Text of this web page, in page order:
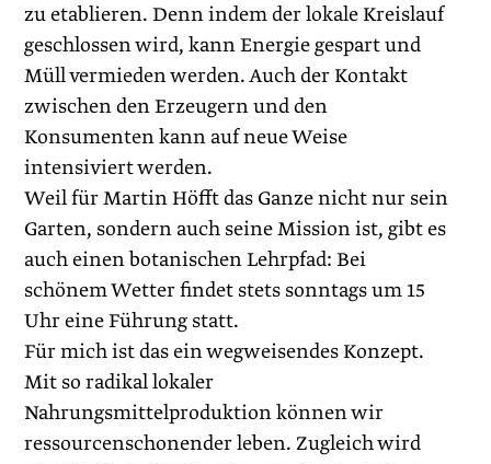
zu etablieren. Denn indem der lokale Kreislauf
geschlossen wird, kann Energie gespart und
Müll vermieden werden. Auch der Kontakt
zwischen den Erzeugern und den
Konsumenten kann auf neue Weise
intensiviert werden.
Weil für Martin Höfft das Ganze nicht nur sein
Garten, sondern auch seine Mission ist, gibt es
auch einen botanischen Lehrpfad: Bei
schönem Wetter findet stets sonntags um 15
Uhr eine Führung statt.
Für mich ist das ein wegweisendes Konzept.
Mit so radikal lokaler
Nahrungsmittelproduktion können wir
ressourcenschonender leben. Zugleich wird